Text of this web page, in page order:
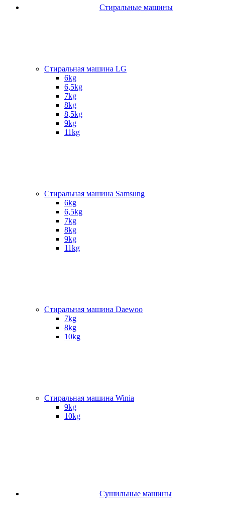
Стиральные машины
Стиральная машина LG
6kg
6,5kg
7kg
8kg
8,5kg
9kg
11kg
Стиральная машина Samsung
6kg
6,5kg
7kg
8kg
9kg
11kg
Стиральная машина Daewoo
7kg
8kg
10kg
Стиральная машина Winia
9kg
10kg
Сушильные машины